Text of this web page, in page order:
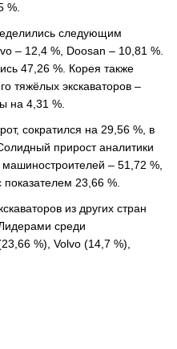
%.
следующим
– 12,4 %, Doosan – 10,81 %.
47,26 %. Корея также
тяжёлых экскаваторов –
на 4,31 %.
сократился на 29,56 %, в
прирост аналитики
– 51,72 %,
23,66 %.
из других стран
среди
%), Volvo (14,7 %),